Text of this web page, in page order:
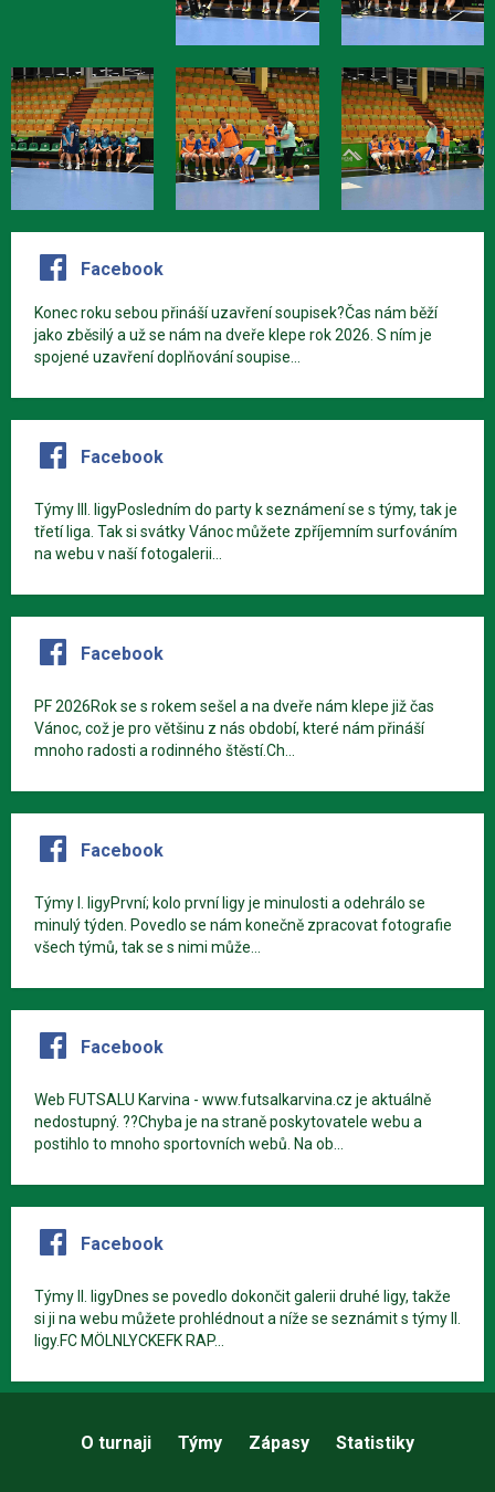
Facebook
Konec roku sebou přináší uzavření soupisek?Čas nám běží
jako zběsilý a už se nám na dveře klepe rok 2026. S ním je
spojené uzavření doplňování soupise...
Facebook
Týmy III. ligyPosledním do party k seznámení se s týmy, tak je
třetí liga. Tak si svátky Vánoc můžete zpříjemním surfováním
na webu v naší fotogalerii...
Facebook
PF 2026Rok se s rokem sešel a na dveře nám klepe již čas
Vánoc, což je pro většinu z nás období, které nám přináší
mnoho radosti a rodinného štěstí.Ch...
Facebook
Týmy I. ligyPrvní; kolo první ligy je minulosti a odehrálo se
minulý týden. Povedlo se nám konečně zpracovat fotografie
všech týmů, tak se s nimi může...
Facebook
Web FUTSALU Karvina - www.futsalkarvina.cz je aktuálně
nedostupný. ??Chyba je na straně poskytovatele webu a
postihlo to mnoho sportovních webů. Na ob...
Facebook
Týmy II. ligyDnes se povedlo dokončit galerii druhé ligy, takže
si ji na webu můžete prohlédnout a níže se seznámit s týmy II.
ligy.FC MÖLNLYCKEFK RAP...
O turnaji Týmy Zápasy Statistiky